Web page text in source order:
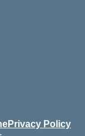
Privacy Policy